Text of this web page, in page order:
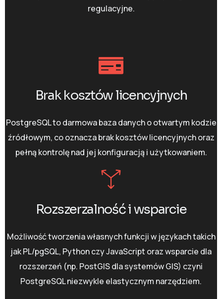
regulacyjne.
Brak kosztów licencyjnych
PostgreSQL to darmowa baza danych o otwartym kodzie
źródłowym, co oznacza brak kosztów licencyjnych oraz
pełną kontrolę nad jej konfiguracją i użytkowaniem.
Rozszerzalność i wsparcie
Możliwość tworzenia własnych funkcji w językach takich
jak PL/pgSQL, Python czy JavaScript oraz wsparcie dla
rozszerzeń (np. PostGIS dla systemów GIS) czyni
PostgreSQL niezwykle elastycznym narzędziem.